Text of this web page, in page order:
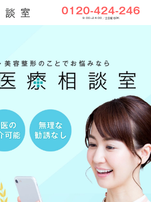
0120-424-246
9:00〜24:00／土日祝もOK